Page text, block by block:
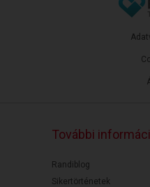
További
Randiblog
Sikertörténetek